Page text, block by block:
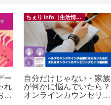
ー
れ
世
ちぇり info（生活情報）
自分だけじゃない・家族
が何かに悩んでいたら？
オンラインカウンセリン